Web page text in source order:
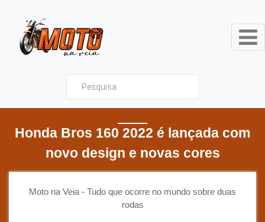
Moto na Veia - Tudo que
Honda Bros 160 2022 é lançada com
novo design e novas cores
Moto na Veia - Tudo que ocorre no mundo sobre duas
rodas